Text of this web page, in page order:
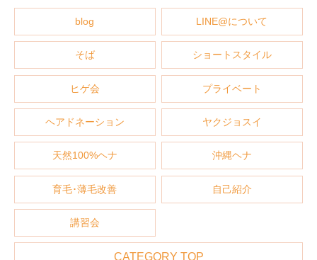
blog LINE@について
そば ショートスタイル
ヒゲ会 プライベート
ヘアドネーション ヤクジョスイ
天然100%ヘナ 沖縄ヘナ
育毛･薄毛改善 自己紹介
講習会
CATEGORY TOP